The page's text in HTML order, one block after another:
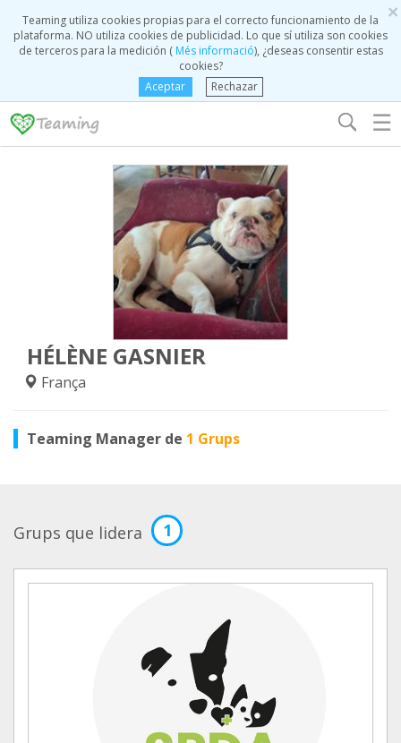
×
Teaming utiliza cookies propias para el correcto funcionamiento de la
plataforma. NO utiliza cookies de publicidad. Lo que sí utiliza son cookies
de terceros para la medición (Més informació), ¿deseas consentir estas
cookies?
Aceptar
Rechazar
☰
HÉLÈNE GASNIER
França
Teaming Manager de 1 Grups
Grups que lidera 1